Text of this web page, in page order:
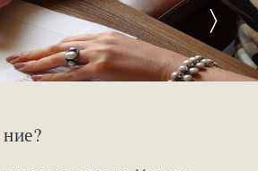
недвижими имоти
〉